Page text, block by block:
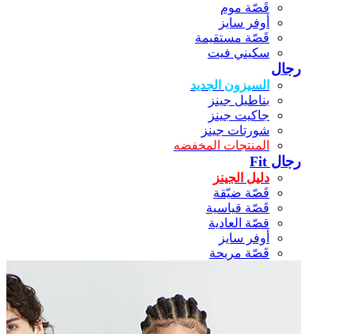
قَصّة موم
أوفر سايز
قَصّة مستقيمة
سكيني فيت
رجال
السيزون الجديد
بناطيل جينز
جاكيت جينز
شورتات جينز
المنتجات المخفضه
رجال Fit
دليل الجينز
قَصّة ضيّقة
قَصّة قياسية
قصّة العادية
أوفر سايز
قَصّة مريحة